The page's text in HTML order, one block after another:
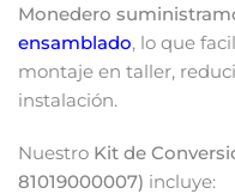
Monedero
ensamblado, lo que
montaje en taller,
instalación.
Nuestro Kit de
81019000007) incluye: